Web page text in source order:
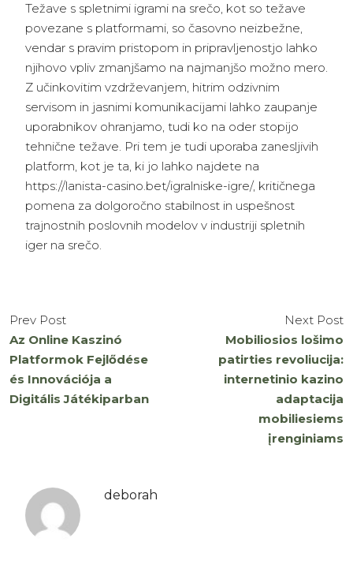
Težave s spletnimi igrami na srečo, kot so težave
povezane s platformami, so časovno neizbežne,
vendar s pravim pristopom in pripravljenostjo lahko
njihovo vpliv zmanjšamo na najmanjšo možno mero.
Z učinkovitim vzdrževanjem, hitrim odzivnim
servisom in jasnimi komunikacijami lahko zaupanje
uporabnikov ohranjamo, tudi ko na oder stopijo
tehnične težave. Pri tem je tudi uporaba zanesljivih
platform, kot je ta, ki jo lahko najdete na
https://lanista-casino.bet/igralniske-igre/, kritičnega
pomena za dolgoročno stabilnost in uspešnost
trajnostnih poslovnih modelov v industriji spletnih
iger na srečo.
Prev Post
Az Online Kaszinó
Platformok Fejlődése
és Innovációja a
Digitális Játékiparban
Next Post
Mobiliosios lošimo
patirties revoliucija:
internetinio kazino
adaptacija
mobiliesiems
įrenginiams
deborah